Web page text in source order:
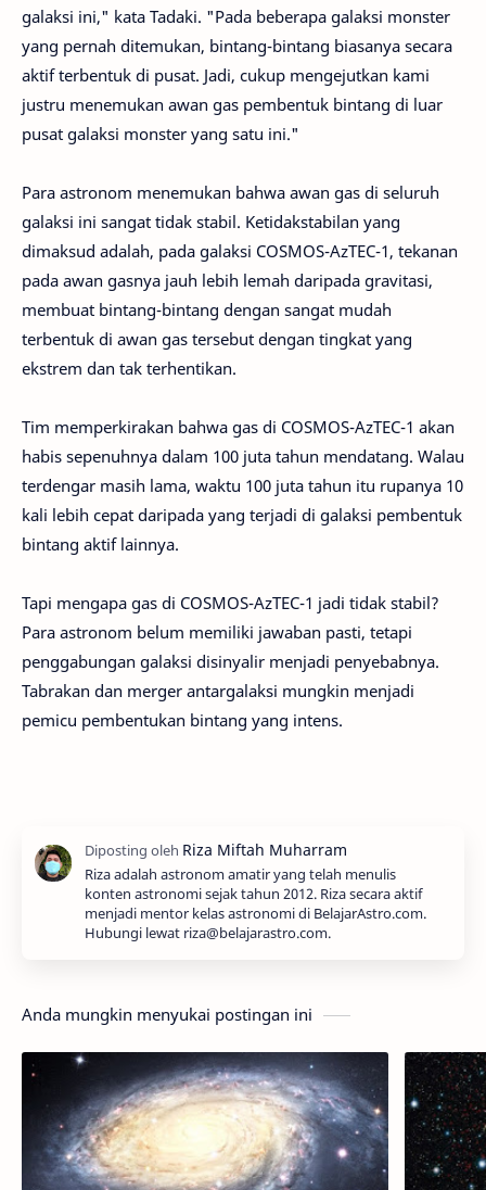
galaksi ini," kata Tadaki. "Pada beberapa galaksi monster
yang pernah ditemukan, bintang-bintang biasanya secara
aktif terbentuk di pusat. Jadi, cukup mengejutkan kami
justru menemukan awan gas pembentuk bintang di luar
pusat galaksi monster yang satu ini."
Para astronom menemukan bahwa awan gas di seluruh
galaksi ini sangat tidak stabil. Ketidakstabilan yang
dimaksud adalah, pada galaksi COSMOS-AzTEC-1, tekanan
pada awan gasnya jauh lebih lemah daripada gravitasi,
membuat bintang-bintang dengan sangat mudah
terbentuk di awan gas tersebut dengan tingkat yang
ekstrem dan tak terhentikan.
Tim memperkirakan bahwa gas di COSMOS-AzTEC-1 akan
habis sepenuhnya dalam 100 juta tahun mendatang. Walau
terdengar masih lama, waktu 100 juta tahun itu rupanya 10
kali lebih cepat daripada yang terjadi di galaksi pembentuk
bintang aktif lainnya.
Tapi mengapa gas di COSMOS-AzTEC-1 jadi tidak stabil?
Para astronom belum memiliki jawaban pasti, tetapi
penggabungan galaksi disinyalir menjadi penyebabnya.
Tabrakan dan merger antargalaksi mungkin menjadi
pemicu pembentukan bintang yang intens.
Riza adalah astronom amatir yang telah menulis
konten astronomi sejak tahun 2012. Riza secara aktif
menjadi mentor kelas astronomi di BelajarAstro.com.
Hubungi lewat riza@belajarastro.com.
Anda mungkin menyukai postingan ini